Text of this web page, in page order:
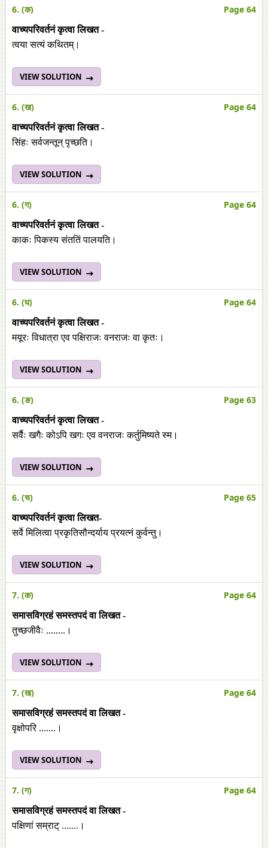
6. (क) Page 64
वाच्यपरिवर्तनं कृत्वा लिखत -
त्वया सत्यं कथितम्।
VIEW SOLUTION
6. (ख) Page 64
वाच्यपरिवर्तनं कृत्वा लिखत -
सिंहः सर्वजन्तून् पृच्छति।
VIEW SOLUTION
6. (ग) Page 64
वाच्यपरिवर्तनं कृत्वा लिखत -
काकः पिकस्य संततिं पालयति।
VIEW SOLUTION
6. (घ) Page 64
वाच्यपरिवर्तनं कृत्वा लिखत -
मयूरः विधात्रा एव पक्षिराजः वनराजः वा कृतः।
VIEW SOLUTION
6. (ङ) Page 63
वाच्यपरिवर्तनं कृत्वा लिखत -
सर्वैः खगैः कोऽपि खगः एव वनराजः कर्तुमिष्यते स्म।
VIEW SOLUTION
6. (च) Page 65
वाच्यपरिवर्तनं कृत्वा लिखत-
सर्वे मिलित्वा प्रकृतिसौन्दर्याय प्रयत्नं कुर्वन्तु।
VIEW SOLUTION
7. (क) Page 64
समासविग्रहं समस्तपदं वा लिखत -
तुच्छजीवैः ........।
VIEW SOLUTION
7. (ख) Page 64
समासविग्रहं समस्तपदं वा लिखत -
वृक्षोपरि .......।
VIEW SOLUTION
7. (ग) Page 64
समासविग्रहं समस्तपदं वा लिखत -
पक्षिणां सम्राट् .......।